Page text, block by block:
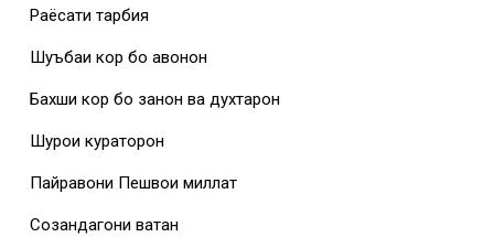
Раёсати тарбия
Шуъбаи кор бо ҷавонон
Бахши кор бо занон ва духтарон
Шурои кураторон
Пайравони Пешвои миллат
Созандагони ватан